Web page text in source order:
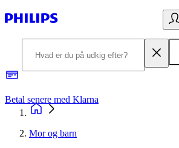
Betal senere med Klarna
Mor og barn